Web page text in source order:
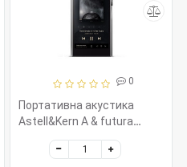
0
Портативна акустика
Astell&Kern A & futura